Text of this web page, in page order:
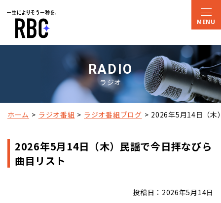
RADIO
ラジオ
ホーム ラジオ番組 ラジオ番組ブログ 2026年5月14日（木
2026年5月14日（木）民謡で今日拝なびら
曲目リスト
投稿日：2026年5月14日